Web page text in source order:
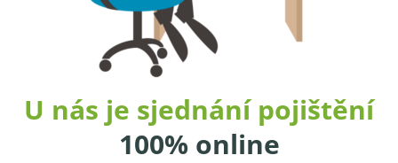
U nás je sjednání pojištění
100% online